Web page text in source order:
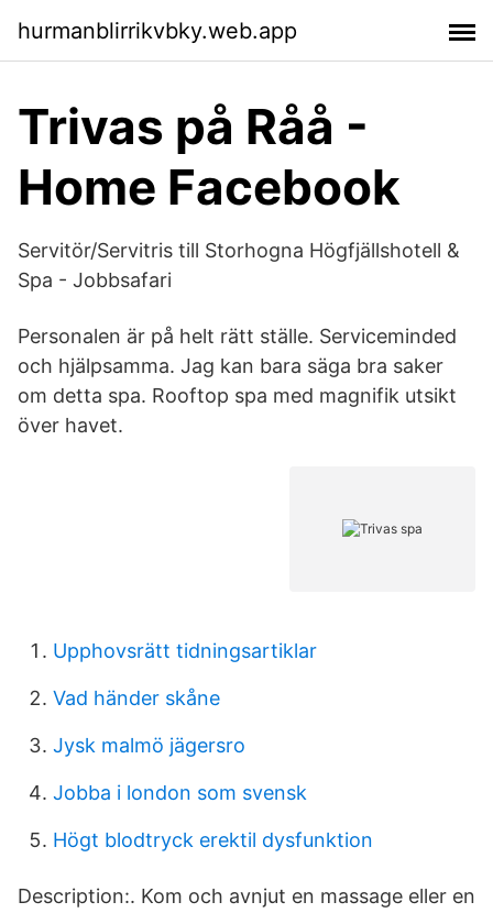
hurmanblirrikvbky.web.app
Trivas på Råå -
Home Facebook
Servitör/Servitris till Storhogna Högfjällshotell &
Spa - Jobbsafari
Personalen är på helt rätt ställe. Serviceminded
och hjälpsamma. Jag kan bara säga bra saker
om detta spa. Rooftop spa med magnifik utsikt
över havet.
Upphovsrätt tidningsartiklar
Vad händer skåne
Jysk malmö jägersro
Jobba i london som svensk
Högt blodtryck erektil dysfunktion
Description:. Kom och avnjut en massage eller en